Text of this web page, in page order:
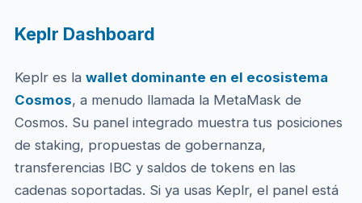
Keplr Dashboard
Keplr es la wallet dominante en el ecosistema
Cosmos, a menudo llamada la MetaMask de
Cosmos. Su panel integrado muestra tus posiciones
de staking, propuestas de gobernanza,
transferencias IBC y saldos de tokens en las
cadenas soportadas. Si ya usas Keplr, el panel está